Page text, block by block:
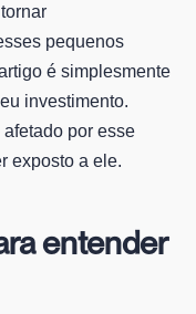
pequenos
é simplesmente
investimento.
por esse
exposto a ele.
entender